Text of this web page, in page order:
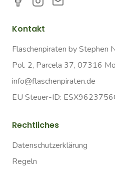
Kontakt
Flaschenpiraten by Stephen
Pol. 2, Parcela 37, 07316
info@flaschenpiraten.de
EU Steuer-ID:
Rechtliches
Datenschutzerklärung
Regeln